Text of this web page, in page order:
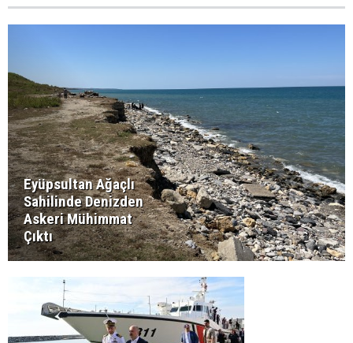
Eyüpsultan Ağaçlı
Sahilinde Denizden
Askeri Mühimmat
Çıktı